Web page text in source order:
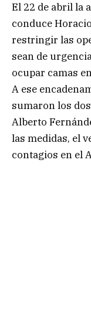
El 22 de abril la
conduce
restringir las
sean de
ocupar camas
A ese
sumaron los
Alberto
las medidas, el
contagios en el